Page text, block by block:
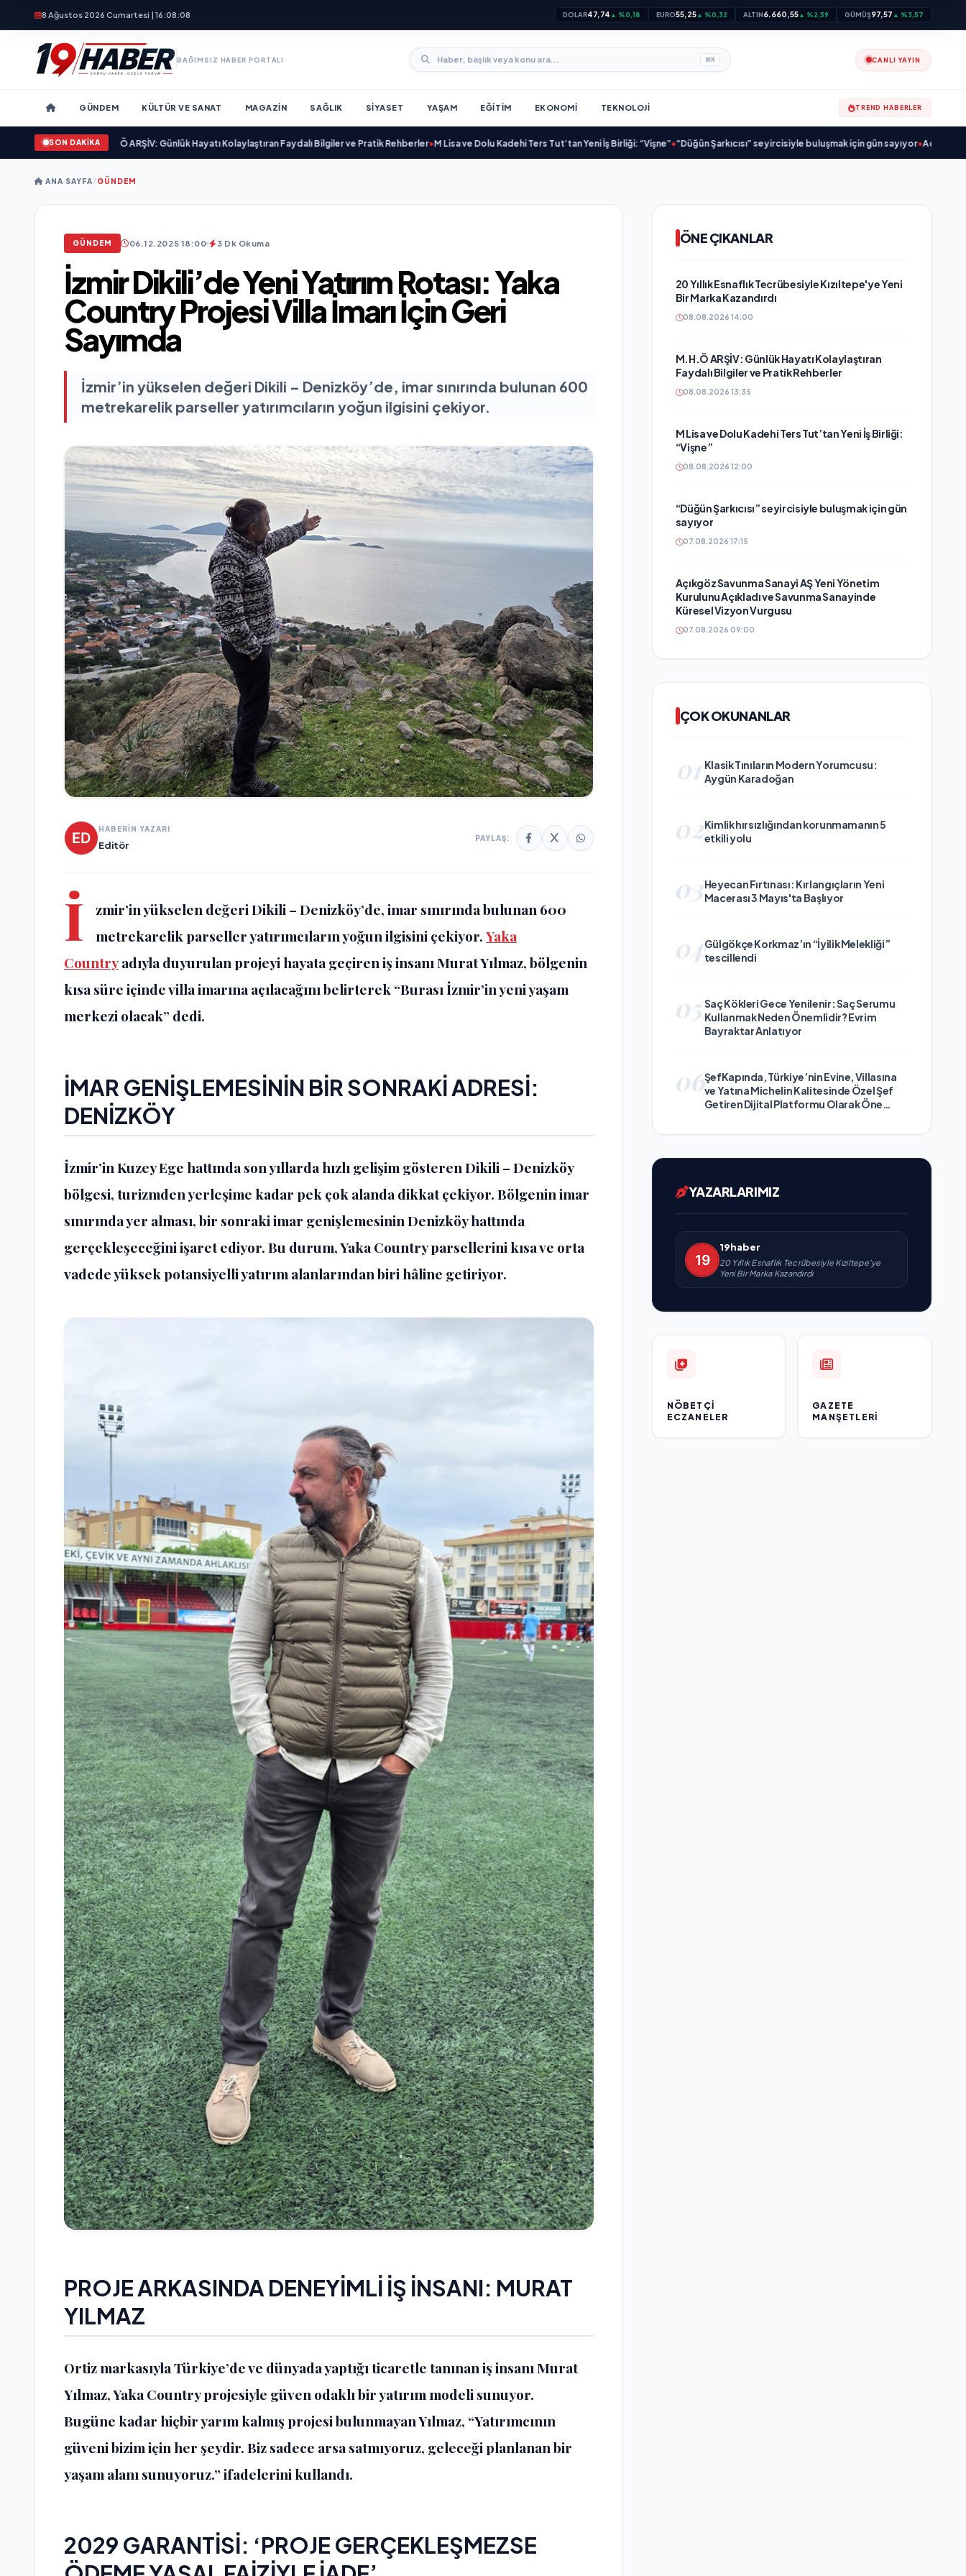
8 Ağustos 2026 Cumartesi | 16:08:10 DOLAR47,74 ▲ %0,18 EURO55,25▲ %0,32 ALTIN6.660,55▲ %2,59 GÜMÜŞ97,57 ▲ %3,57
BAĞIMSIZ HABER PORTALI ⌘K CANLI YAYIN
GÜNDEM KÜLTÜR VE SANAT MAGAZIN SAĞLIK SIYASET YAŞAM EĞITIM EKONOMI TEKNOLOJI TREND HABERLER
SON DAKİKA
•M.H.Ö ARŞİV: Günlük Hayatı Kolaylaştıran Faydalı Bilgiler ve Pratik Rehberler•M Lisa ve Dolu Kadehi Ters Tut’tan Yeni İş Birliği: “Vişne”•“Düğün Şarkıcısı” seyircisiyle buluşmak için gün sayıyor•Açıkgöz Savunma
ANA SAYFA/GÜNDEM
GÜNDEM 06.12.2025 18:00 3 Dk Okuma
İzmir Dikili’de Yeni Yatırım Rotası: Yaka
Country Projesi Villa İmarı İçin Geri
Sayımda
İzmir’in yükselen değeri Dikili – Denizköy’de, imar sınırında bulunan 600
metrekarelik parseller yatırımcıların yoğun ilgisini çekiyor.
HABERİN YAZARI
Editör
PAYLAŞ:
İ
zmir’in yükselen değeri Dikili – Denizköy’de, imar sınırında bulunan 600
metrekarelik parseller yatırımcıların yoğun ilgisini çekiyor.Yaka
Countryadıyla duyurulan projeyi hayata geçiren iş insanı Murat Yılmaz, bölgenin
kısa süre içinde villa imarına açılacağını belirterek “Burası İzmir’in yeni yaşam
merkezi olacak” dedi.
İMAR GENİŞLEMESİNİN BİR SONRAKİ ADRESİ:
DENİZKÖY
İzmir’in Kuzey Ege hattında son yıllarda hızlı gelişim gösteren Dikili – Denizköy
bölgesi, turizmden yerleşime kadar pek çok alanda dikkat çekiyor. Bölgenin imar
sınırında yer alması, bir sonraki imar genişlemesinin Denizköy hattında
gerçekleşeceğini işaret ediyor. Bu durum, Yaka Country parsellerini kısa ve orta
vadede yüksek potansiyelli yatırım alanlarından biri hâline getiriyor.
PROJE ARKASINDA DENEYİMLİ İŞ İNSANI: MURAT
YILMAZ
Ortiz markasıyla Türkiye’de ve dünyada yaptığı ticaretle tanınan iş insanı Murat
Yılmaz, Yaka Country projesiyle güven odaklı bir yatırım modeli sunuyor.
Bugüne kadar hiçbir yarım kalmış projesi bulunmayan Yılmaz, “Yatırımcının
güveni bizim için her şeydir. Biz sadece arsa satmıyoruz, geleceği planlanan bir
yaşam alanı sunuyoruz.” ifadelerini kullandı.
2029 GARANTİSİ: ‘PROJE GERÇEKLEŞMEZSE
ÖNE ÇIKANLAR
20 Yıllık Esnaflık Tecrübesiyle Kızıltepe'ye Yeni
Bir Marka Kazandırdı
08.08.2026 14:00
M.H.Ö ARŞİV: Günlük Hayatı Kolaylaştıran
Faydalı Bilgiler ve Pratik Rehberler
08.08.2026 13:35
M Lisa ve Dolu Kadehi Ters Tut’tan Yeni İş Birliği:
“Vişne”
08.08.2026 12:00
“Düğün Şarkıcısı” seyircisiyle buluşmak için gün
sayıyor
07.08.2026 17:15
Açıkgöz Savunma Sanayi AŞ Yeni Yönetim
Kurulunu Açıkladı ve Savunma Sanayinde
Küresel Vizyon Vurgusu
07.08.2026 09:00
ÇOK OKUNANLAR
01 Klasik Tınıların Modern Yorumcusu:
Aygün Karadoğan
02Kimlik hırsızlığından korunmamanın 5
etkili yolu
03Heyecan Fırtınası: Kırlangıçların Yeni
Macerası 3 Mayıs'ta Başlıyor
04Gülgökçe Korkmaz’ın “İyilik Melekliği”
tescillendi
05Saç Kökleri Gece Yenilenir: Saç Serumu
Kullanmak Neden Önemlidir? Evrim
Bayraktar Anlatıyor
06ŞefKapında, Türkiye’nin Evine, Villasına
ve Yatına Michelin Kalitesinde Özel Şef
Getiren Dijital Platformu Olarak Öne
YAZARLARIMIZ
19haber
20 Yıllık Esnaflık Tecrübesiyle Kızıltepe'ye
Yeni Bir Marka Kazandırdı
NÖBETÇI
ECZANELER
GAZETE
MANŞETLERI